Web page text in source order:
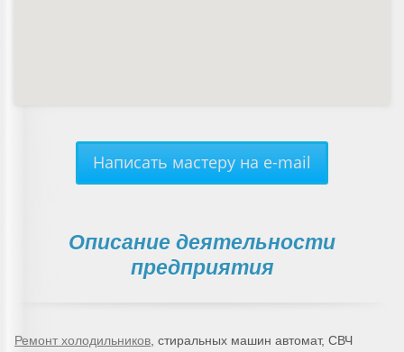
Написать мастеру на e-mail
Описание деятельности
предприятия
Ремонт холодильников , стиральных машин автомат, СВЧ